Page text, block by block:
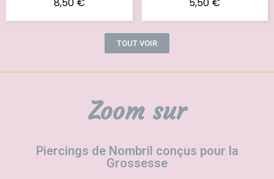
TOUT VOIR
Zoom sur
Piercings de Nombril conçus pour la
Grossesse